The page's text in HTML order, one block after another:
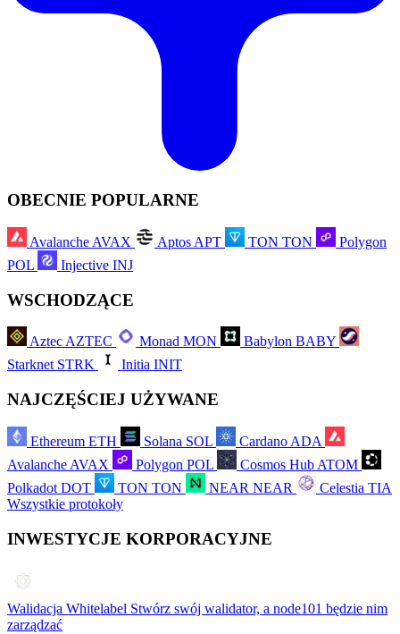
OBECNIE POPULARNE
Avalanche AVAX Aptos APT TON TON
Polygon
POL
Injective INJ
WSCHODZĄCE
AztecAZTEC Monad MON Babylon BABY
Starknet STRK Initia INIT
NAJCZĘŚCIEJ UŻYWANE
Ethereum ETH Solana SOL Cardano ADA
Avalanche AVAX Polygon POL Cosmos Hub ATOM
Polkadot DOT TON TON NEAR NEAR Celestia TIA
Wszystkie protokoły
INWESTYCJE KORPORACYJNE
Walidacja Whitelabel Stwórz swój walidator, a node101 będzie nim
zarządzać